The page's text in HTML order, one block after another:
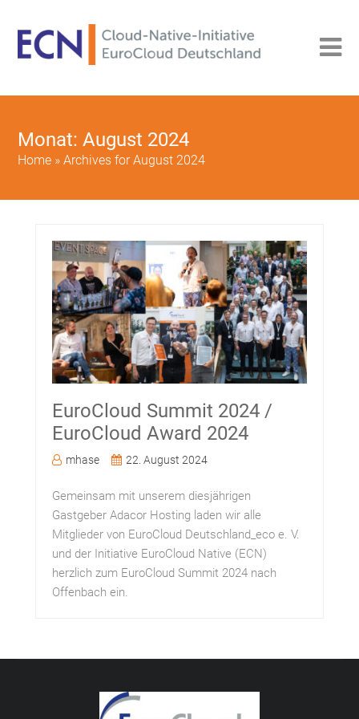
Monat:August 2024
Home »Archives for August 2024
EuroCloud Summit 2024 /
EuroCloud Award 2024
mhase 22. August 2024
Gemeinsam mit unserem diesjährigen
Gastgeber Adacor Hosting laden wir alle
Mitglieder von EuroCloud Deutschland_eco e. V.
und der Initiative EuroCloud Native (ECN)
herzlich zum EuroCloud Summit 2024 nach
Offenbach ein.